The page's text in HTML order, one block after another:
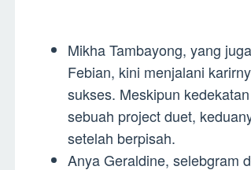
Mikha Tambayong, yang
Febian, kini menjalani
sukses. Meskipun
sebuah project duet,
setelah berpisah.
Anya Geraldine, selebgram